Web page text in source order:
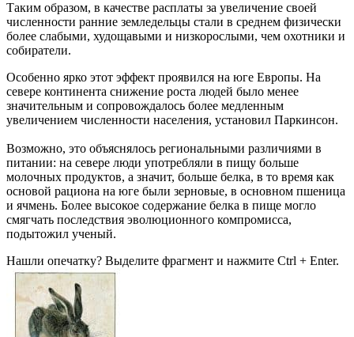
Таким образом, в качестве расплаты за увеличение своей
численности ранние земледельцы стали в среднем физически
более слабыми, худощавыми и низкорослыми, чем охотники и
собиратели.
Особенно ярко этот эффект проявился на юге Европы. На
севере континента снижение роста людей было менее
значительным и сопровождалось более медленным
увеличением численности населения, установил Паркинсон.
Возможно, это объяснялось региональными различиями в
питании: на севере люди употребляли в пищу больше
молочных продуктов, а значит, больше белка, в то время как
основой рациона на юге были зерновые, в основном пшеница
и ячмень. Более высокое содержание белка в пище могло
смягчать последствия эволюционного компромисса,
подытожил ученый.
Нашли опечатку? Выделите фрагмент и нажмите Ctrl + Enter.